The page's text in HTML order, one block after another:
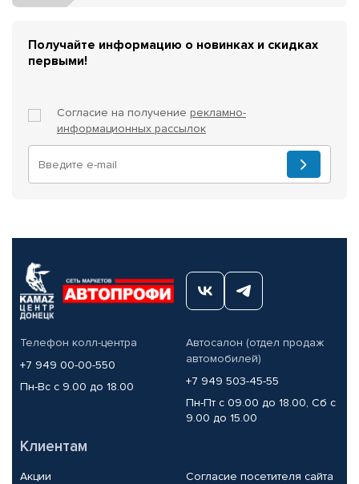
Получайте информацию о новинках и скидках
первыми!
Согласие на получение рекламно-
информационных рассылок
Телефон колл-центра
+7 949 00-00-550
Пн-Вс с 9.00 до 18.00
Автосалон (отдел продаж
автомобилей)
+7 949 503-45-55
Пн-Пт с 09.00 до 18.00, Сб с
9.00 до 15.00
Клиентам
Акции
Согласие посетителя сайта